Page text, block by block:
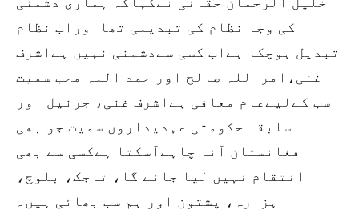
کی وجہ نظام کی تبدیلی تھااوراب نظام
تبدیل ہوچکا ہےاب کسی سےدشمنی نہیں ہےاشرف
غنی،امراللہ صالح اور حمد اللہ محب سمیت
سب کےلیےعام معافی ہےاشرف غنی، جرنیل اور
سابقہ حکومتی عہدیداروں سمیت جو بھی
افغانستان آنا چاہےآسکتا ہےکسی سے بھی
انتقام نہیں لیا جائے گا، تاجک، بلوچ،
ہزارہ، پشتون اور ہم سب بھائی ہیں۔